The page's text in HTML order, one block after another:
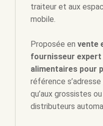
traiteur et aux
mobile.
Proposée en vente
fournisseur
alimentaires pour
référence
qu’aux grossistes
distributeurs